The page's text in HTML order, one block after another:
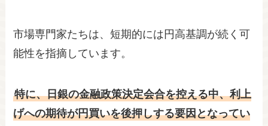
市場専門家たちは、短期的には円高基調が続く可
能性を指摘しています。
特に、日銀の金融政策決定会合を控える中、利上
げへの期待が円買いを後押しする要因となってい